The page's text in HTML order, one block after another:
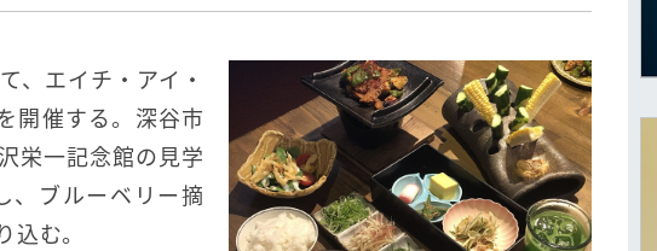
、エイチ・アイ・
開催する。深谷市
栄一記念館の見学
、ブルーベリー摘
む。